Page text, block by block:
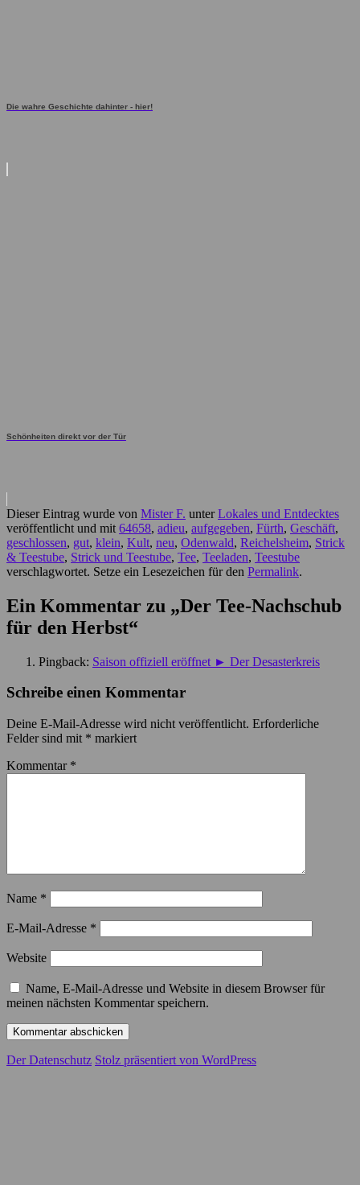
Die wahre Geschichte dahinter - hier!
Schönheiten direkt vor der Tür
Dieser Eintrag wurde von Mister F. unterLokales und Entdecktes
veröffentlicht und mit 64658, adieu, aufgegeben, Fürth, Geschäft,
geschlossen, gut, klein, Kult, neu, Odenwald, Reichelsheim, Strick
& Teestube, Strick und Teestube, Tee, Teeladen, Teestube
verschlagwortet. Setze ein Lesezeichen für den Permalink.
Ein Kommentar zu „Der Tee-Nachschub
für den Herbst“
Pingback: Saison offiziell eröffnet ► Der Desasterkreis
Schreibe einen Kommentar
Deine E-Mail-Adresse wird nicht veröffentlicht. Erforderliche
Felder sind mit * markiert
Kommentar *
Name *
E-Mail-Adresse *
Website
Name, E-Mail-Adresse und Website in diesem Browser für
meinen nächsten Kommentar speichern.
Der Datenschutz Stolz präsentiert von WordPress